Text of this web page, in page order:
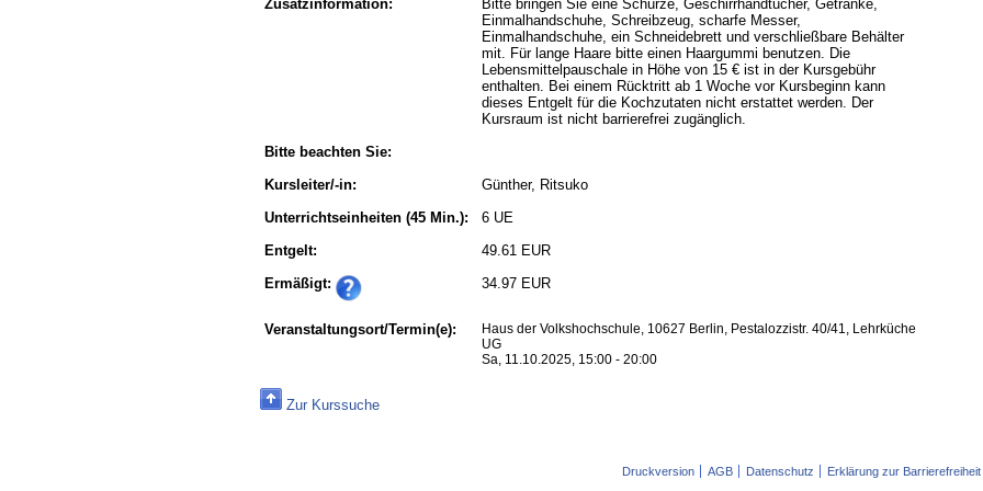
Zusatzinformation:
Bitte bringen Sie eine Schürze, Geschirrhandtücher, Getränke,
Einmalhandschuhe, Schreibzeug, scharfe Messer,
Einmalhandschuhe, ein Schneidebrett und verschließbare Behälter
mit. Für lange Haare bitte einen Haargummi benutzen. Die
Lebensmittelpauschale in Höhe von 15 € ist in der Kursgebühr
enthalten. Bei einem Rücktritt ab 1 Woche vor Kursbeginn kann
dieses Entgelt für die Kochzutaten nicht erstattet werden. Der
Kursraum ist nicht barrierefrei zugänglich.
Bitte beachten Sie:
Kursleiter/-in:
Günther, Ritsuko
Unterrichtseinheiten (45 Min.):
6 UE
Entgelt:
49.61 EUR
Ermäßigt:
34.97 EUR
Veranstaltungsort/Termin(e):
Haus der Volkshochschule, 10627 Berlin, Pestalozzistr. 40/41, Lehrküche
UG
Sa, 11.10.2025, 15:00 - 20:00
Zur Kurssuche
Druckversion AGB Datenschutz Erklärung zur Barrierefreiheit